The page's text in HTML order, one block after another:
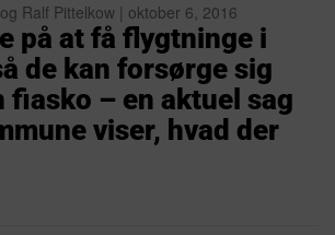
Ralf Pittelkow | oktober 6, 2016
på at få flygtninge i
de kan forsørge sig
fiasko – en aktuel sag
viser, hvad der